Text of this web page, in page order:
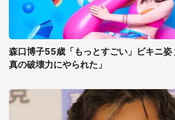
森口博子55歳「もっとすごい」ビキニ姿
真の破壊力にやられた」